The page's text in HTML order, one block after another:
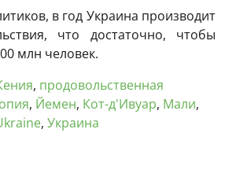
в год Украина производит
что достаточно, чтобы
млн человек.
, продовольственная
, Йемен, Кот-д'Ивуар, Мали,
, Украина